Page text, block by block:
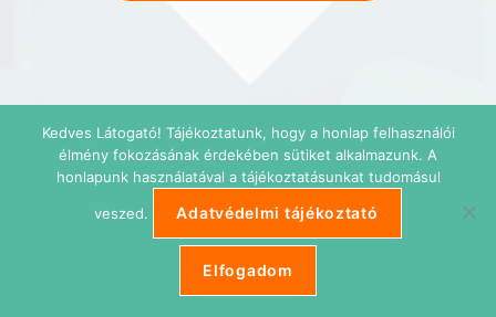
Kedves Látogató! Tájékoztatunk, hogy a honlap felhasználói
élmény fokozásának érdekében sütiket alkalmazunk. A
honlapunk használatával a tájékoztatásunkat tudomásul
veszed. Adatvédelmi tájékoztató
Elfogadom